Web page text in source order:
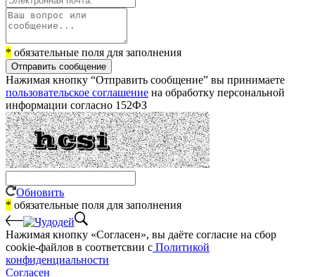
* обязательные поля для заполнения
Отправить сообщение
Нажимая кнопку “Отправить сообщение” вы принимаете
пользовательское соглашение на обработку персональной
информации согласно 152ФЗ
Обновить
* обязательные поля для заполнения
Нажимая кнопку «Согласен», вы даёте cогласие на сбор
cookie-файлов в соответсвии с Политикой
конфиденциальности
Согласен